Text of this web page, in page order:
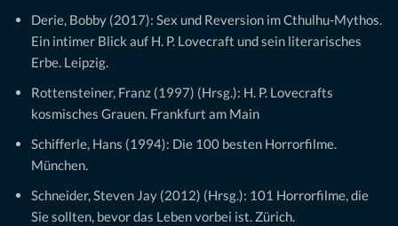
Derie, Bobby (2017): Sex und Reversion im Cthulhu-Mythos.
Ein intimer Blick auf H. P. Lovecraft und sein literarisches
Erbe. Leipzig.
Rottensteiner, Franz (1997) (Hrsg.): H. P. Lovecrafts
kosmisches Grauen. Frankfurt am Main
Schifferle, Hans (1994): Die 100 besten Horrorfilme.
München.
Schneider, Steven Jay (2012) (Hrsg.): 101 Horrorfilme, die
Sie sollten, bevor das Leben vorbei ist. Zürich.